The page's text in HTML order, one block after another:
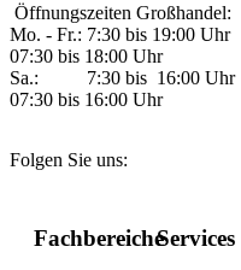
Öffnungszeiten Großhandel:
Mo. - Fr.: 7:30 bis
07:30 bis 18:00 Uhr
Sa.: 7:30 bis
07:30 bis 16:00 Uhr
Folgen Sie uns:
FachbereicheServices